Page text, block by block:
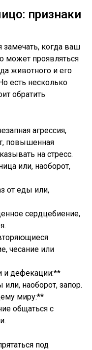
признаки
когда ваш
может проявляться
животного и его
есть несколько
обратить
агрессия,
повышенная
на стресс.
или, наоборот,
от еды или,
сердцебиение,
чесание или
и дефекации:**
наоборот, запор.
миру:**
общаться с
под